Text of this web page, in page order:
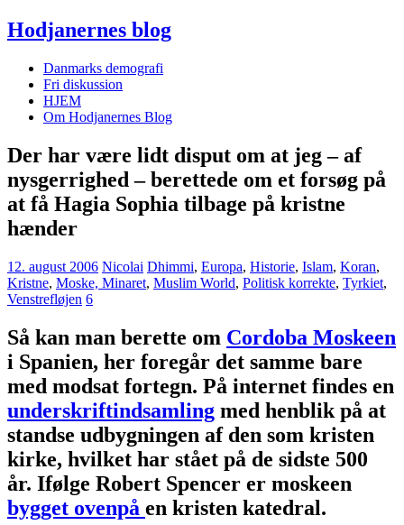
Hodjanernes blog
Danmarks demografi
Fri diskussion
HJEM
Om Hodjanernes Blog
Der har være lidt disput om at jeg – af
nysgerrighed – berettede om et forsøg på
at få Hagia Sophia tilbage på kristne
hænder
12. august 2006 Nicolai Dhimmi, Europa, Historie, Islam, Koran,
Kristne, Moske, Minaret, Muslim World, Politisk korrekte, Tyrkiet,
Venstrefløjen 6
Så kan man berette om Cordoba Moskeen
i Spanien, her foregår det samme bare
med modsat fortegn. På internet findes en
underskriftindsamling med henblik på at
standse udbygningen af den som kristen
kirke, hvilket har stået på de sidste 500
år. Ifølge Robert Spencer er moskeen
bygget ovenpå en kristen katedral.